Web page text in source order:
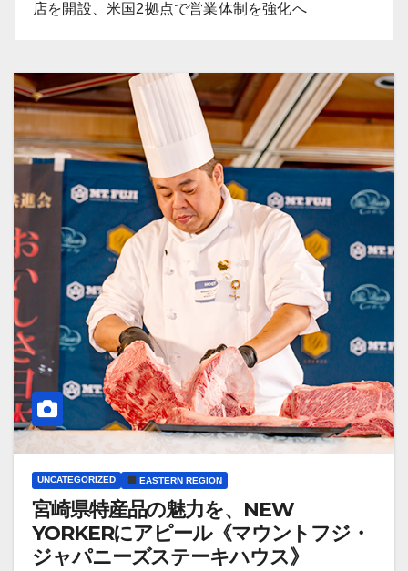
店を開設、米国2拠点で営業体制を強化へ
UNCATEGORIZED EASTERN REGION
宮崎県特産品の魅力を、NEW
YORKERにアピール《マウントフジ・
ジャパニーズステーキハウス》